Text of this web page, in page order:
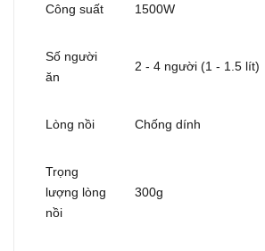
Công suất 1500W
Số người
ăn
2 - 4 người (1 - 1.5 lít)
Lòng nồi Chống dính
Trọng
lượng lòng
nồi
300g